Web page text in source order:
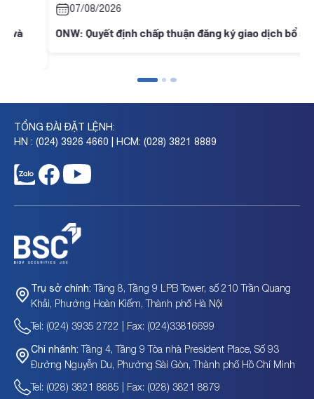
07/08/2026
ONW: Quyết định chấp thuận đăng ký giao dịch bổ sung
TỔNG ĐÀI ĐẶT LỆNH:
HN : (024) 3926 4660 | HCM: (028) 3821 8889
Trụ sở chính: Tầng 8, Tầng 9 LPB Tower, số 210 Trần Quang
Khải, Phường Hoàn Kiếm, Thành phố Hà Nội
Tel: (024) 3935 2722 | Fax: (024)33816699
Chi nhánh: Tầng 4, Tầng 9 Tòa nhà President Place, Số 93
Đường Nguyễn Du, Phường Sài Gòn, Thành phố Hồ Chí Minh
Tel: (028) 3821 8885 | Fax: (028) 3821 8879